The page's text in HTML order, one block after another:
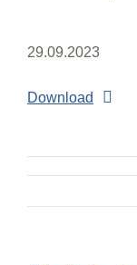
29.09.2023
Download